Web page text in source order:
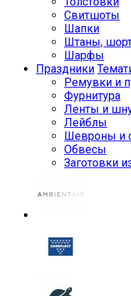
Свитшоты
Шапки
Штаны,
Шарфы
Праздники
Ремувки и
Фурнитура
Ленты и
Лейблы
Шевроны и
Обвесы
Заготовки